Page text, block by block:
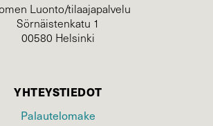
Luonto/tilaajapalvelu
Sörnäistenkatu 1
00580 Helsinki
YHTEYSTIEDOT
Palautelomake